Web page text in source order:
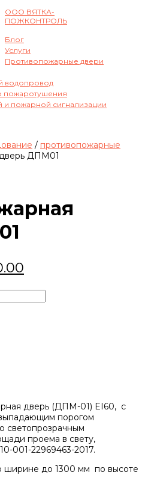
ООО ВЯТКА-
ПОЖКОНТРОЛЬ
Блог
Услуги
Противопожарные двери
водопровод
пожаротушения
и пожарной сигнализации
/ противопожарные
ДПМ01
дверь (ДПМ-01) EI60, с
порогом
светопрозрачным
проема в свету,
001-22969463-2017.
ширине до 1300 мм по высоте